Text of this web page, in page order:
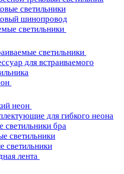
светильники
шинопровод
светильники
светильники
для встраиваемого
неон
для гибкого неона
светильники бра
светильники
светильники
лента